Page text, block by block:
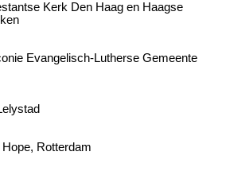
Kerk Den Haag en Haagse
Evangelisch-Lutherse Gemeente
Rotterdam